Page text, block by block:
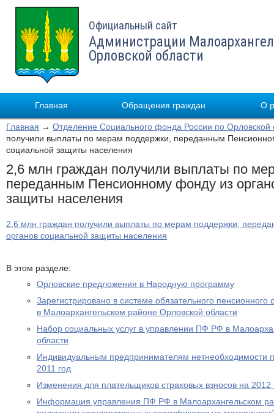
Официальный сайт
Администрации
Орловской области
Главная Обращения граждан О
Главная → Отделение Социального фонда России по Орловской
получили выплаты по мерам поддержки, переданным
социальной защиты населения
2,6 млн граждан получили выплаты по
переданным Пенсионному фонду из
защиты населения
2,6 млн граждан получили выплаты по мерам поддержки,
органов социальной защиты населения
В этом разделе:
Орловские предложения в Народную программу
Зарегистрировано в системе обязательного
в Малоархангельском районе Орловской области
Набор социальных услуг в управлении ПФ РФ в
области
Индивидуальным предпринимателям нетнеобходимости
2011 год
Изменения для плательщиков страховых взносов на 2012
Информация управления ПФ РФ в Малоархангельском